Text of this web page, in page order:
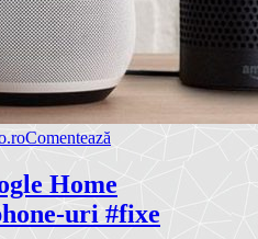
Comentează
Home
uri #fixe